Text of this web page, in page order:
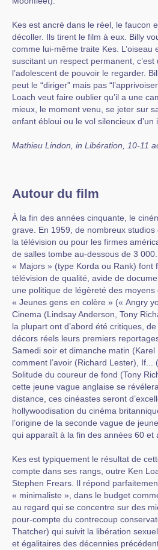
Kes est ancré dans le réel, le faucon
décoller. Ils tirent le film à eux. Billy
comme lui-même traite Kes. L’oiseau
suscitant un respect permanent,
l’adolescent de pouvoir le regarder.
peut le “diriger” mais pas
Loach veut faire oublier qu’il a une
mieux, le moment venu, se jeter sur
enfant ébloui ou le vol silencieux
Mathieu Lindon, in Libération, 10-11
Autour du film
À la fin des années cinquante, le
grave. En 1959, de nombreux
la télévision ou pour les firmes
de salles tombe au-dessous de 3
« Majors » (type Korda ou Rank) font
télévision de qualité, avide de
une politique de légèreté des
« Jeunes gens en colère » (« Angry
Cinema (Lindsay Anderson, Tony
la plupart ont d’abord été critiques,
décors réels leurs premiers
Samedi soir et dimanche matin
comment l’avoir (Richard Lester), If...
Solitude du coureur de fond (Tony
cette jeune vague anglaise se
distance, ces cinéastes seront
hollywoodisation du cinéma
l’origine de la seconde vague de
qui apparaît à la fin des années 60 et
Kes est typiquement le résultat de
compte dans ses rangs, outre Ken
Stephen Frears. Il répond
« minimaliste », dans le budget
au regard qui se concentre sur des
pour-compte du contrecoup
Thatcher) qui suivit la libération
et égalitaires des décennies